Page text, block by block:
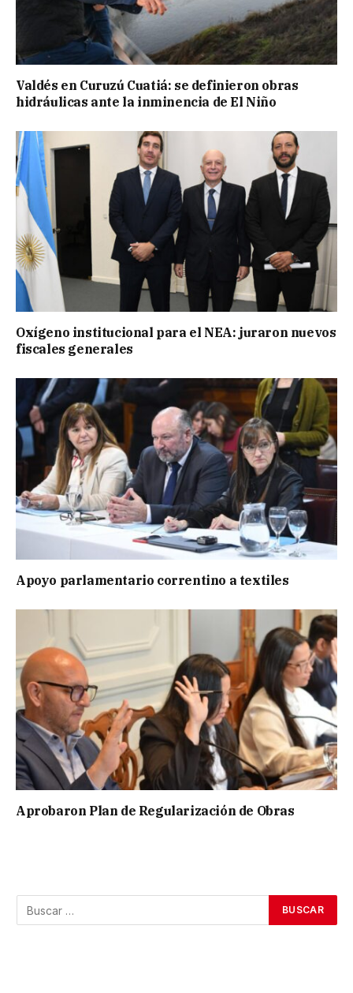
Valdés en Curuzú Cuatiá: se definieron obras
hidráulicas ante la inminencia de El Niño
Oxígeno institucional para el NEA: juraron nuevos
fiscales generales
Apoyo parlamentario correntino a textiles
Aprobaron Plan de Regularización de Obras